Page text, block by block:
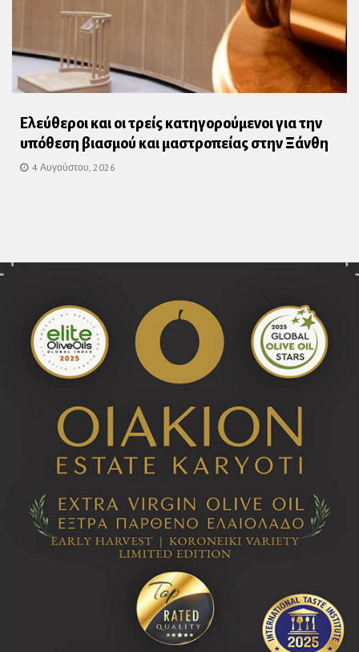
Ελεύθεροι και οι τρείς κατηγορούμενοι για την
υπόθεση βιασμού και μαστροπείας στην Ξάνθη
4 Αυγούστου, 2026